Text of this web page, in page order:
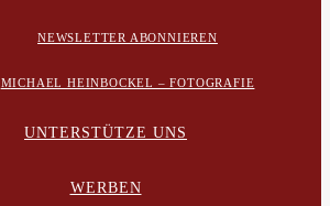
NEWSLETTER ABONNIEREN
MICHAEL HEINBOCKEL – FOTOGRAFIE
UNTERSTÜTZE UNS
WERBEN